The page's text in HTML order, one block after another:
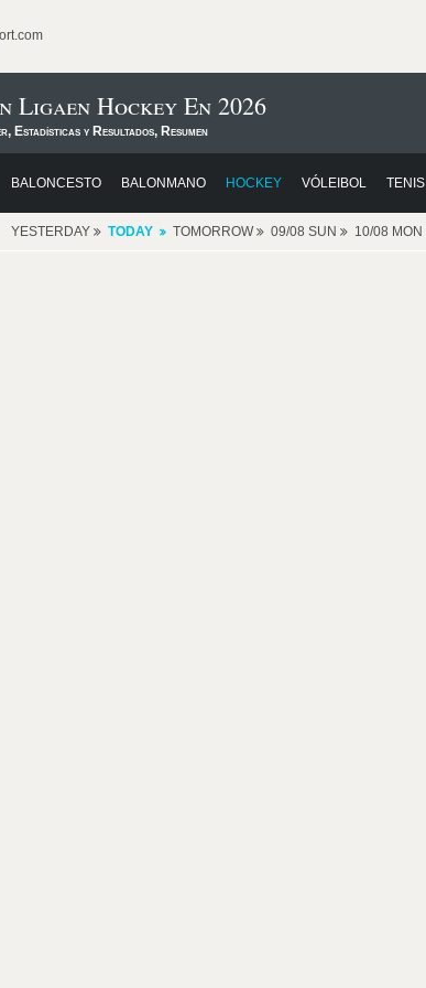
Ligaen Hockey En 2026
Estadísticas y Resultados, Resumen
BALONCESTO BALONMANO HOCKEY VÓLEIBOL TENIS
YESTERDAY TODAY TOMORROW 09/08 SUN 10/08 MON